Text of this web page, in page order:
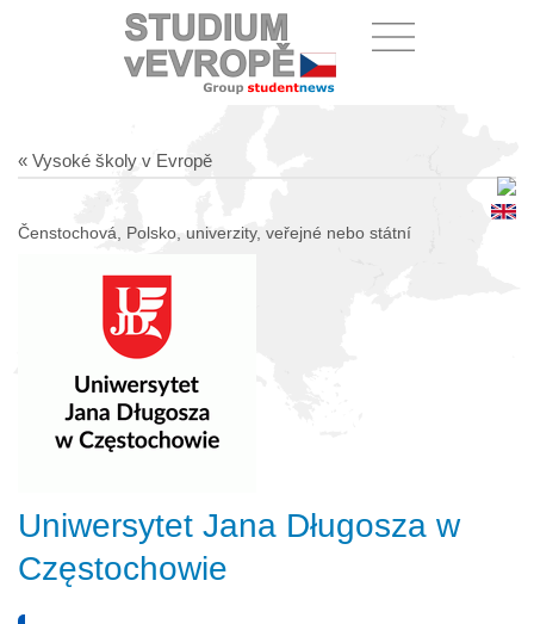
« Vysoké školy v Evropě
Čenstochová, Polsko, univerzity, veřejné nebo státní
Uniwersytet Jana Długosza w
Częstochowie